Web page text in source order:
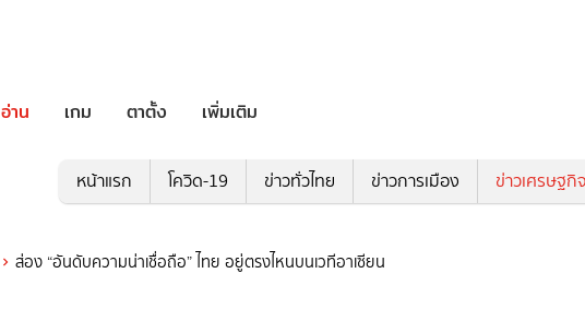
อ่าน เกม ตาตั้ง เพิ่มเติม
หน้าแรก โควิด-19 ข่าวทั่วไทย ข่าวการเมือง ข่าวเศรษฐกิจ
ส่อง “อันดับความน่าเชื่อถือ” ไทย อยู่ตรงไหนบนเวทีอาเซียน